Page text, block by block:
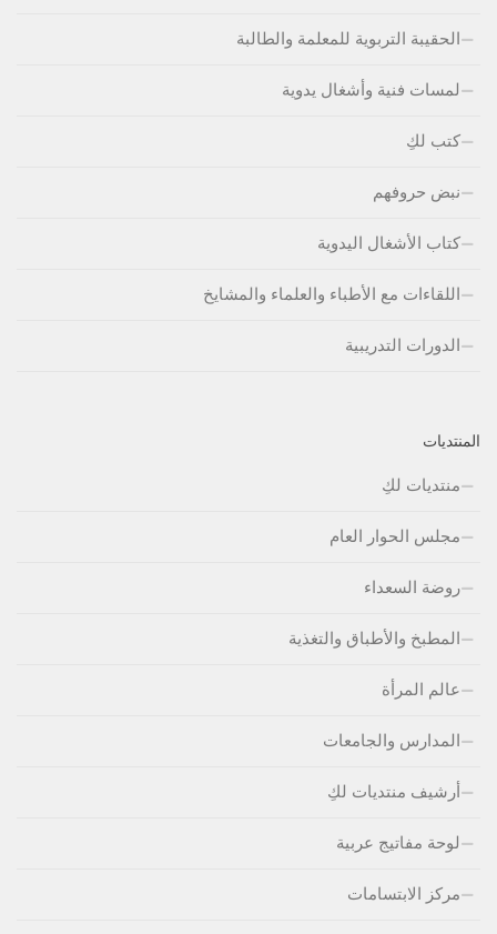
الحقيبة التربوية للمعلمة والطالبة
لمسات فنية وأشغال يدوية
كتب لكِ
نبض حروفهم
كتاب الأشغال اليدوية
اللقاءات مع الأطباء والعلماء والمشايخ
الدورات التدريبية
المنتديات
منتديات لكِ
مجلس الحوار العام
روضة السعداء
المطبخ والأطباق والتغذية
عالم المرأة
المدارس والجامعات
أرشيف منتديات لكِ
لوحة مفاتيج عربية
مركز الابتسامات